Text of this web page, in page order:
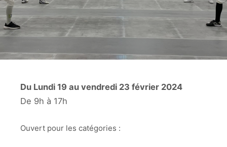
Du Lundi 19 au vendredi 23 février 2024
De 9h à 17h
Ouvert pour les catégories :